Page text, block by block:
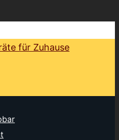
für Zuhause